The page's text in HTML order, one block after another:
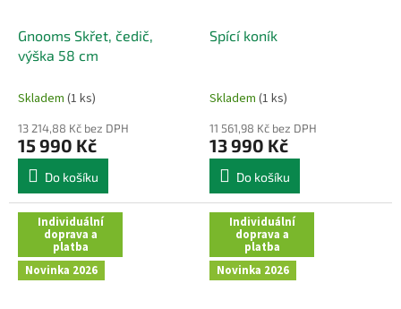
Gnooms Skřet, čedič,
výška 58 cm
Skladem (1 ks)
13 214,88 Kč bez DPH
15 990 Kč
Do košíku
Spící koník
Skladem (1 ks)
11 561,98 Kč bez DPH
13 990 Kč
Do košíku
Individuální
doprava a
platba
Novinka 2026
Individuální
doprava a
platba
Novinka 2026